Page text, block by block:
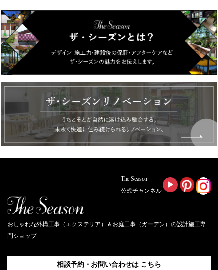
The Season
公式チャンネル
おしゃれな外構工事（エクステリア）＆お庭工事（ガーデン）の設計施工専
門ショップ
相談予約・お問い合わせは こちら